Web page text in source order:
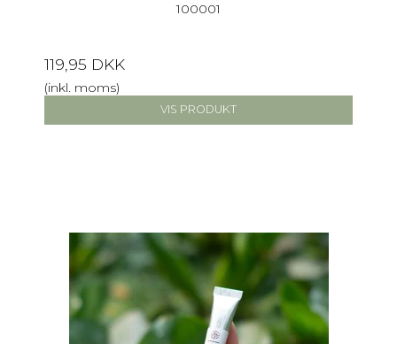
100001
119,95 DKK
(inkl. moms)
VIS PRODUKT